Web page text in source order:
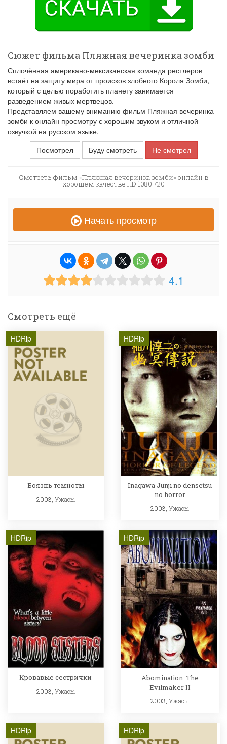
Сюжет фильма Пляжная вечеринка зомби
Сплочённая американо-мексиканская команда рестлеров
встаёт на защиту мира от происков злобного Короля Зомби,
который с целью поработить планету занимается
разведением живых мертвецов.
Представляем вашему вниманию фильм Пляжная вечеринка
зомби к онлайн просмотру с хорошим звуком и отличной
озвучкой на русском языке.
Посмотрел
Буду смотреть Не смотрел
Смотреть фильм «Пляжная вечеринка зомби» онлайн в
хорошем качестве HD 1080 720
Начать просмотр
4.1
Смотреть ещё
HDRip
Боязнь темноты
2003, Ужасы
HDRip
Inagawa Junji no densetsu
no horror
2003,Ужасы
HDRip
Кровавые сестрички
2003, Ужасы
HDRip
Abomination: The
Evilmaker II
2003,Ужасы
HDRip HDRip